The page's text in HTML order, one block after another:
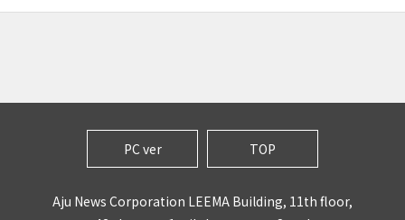
PC ver TOP
Aju News Corporation LEEMA Building, 11th floor,